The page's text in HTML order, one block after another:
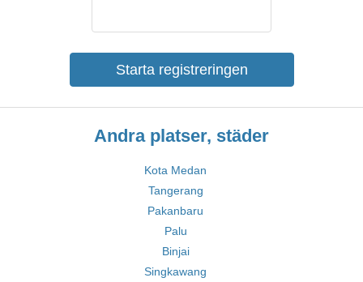
Starta registreringen
Andra platser, städer
Kota Medan
Tangerang
Pakanbaru
Palu
Binjai
Singkawang